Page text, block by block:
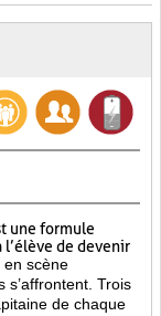
une formule
de devenir
en scène
s’affrontent. Trois
de chaque